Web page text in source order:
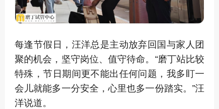
每逢节假日，汪洋总是主动放弃回国与家人团
聚的机会，坚守岗位、值守待命。“磨丁站比较
特殊，节日期间更不能出任何问题，我多盯一
会儿就能多一分安全，心里也多一份踏实。”汪
洋说道。